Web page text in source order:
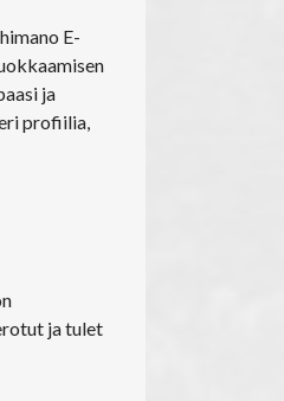
E-
ja
profiilia,
ja tulet